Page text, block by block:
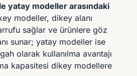
yatay modeller arasındaki
modeller, dikey alanı
sağlar ve ürünlere göz
sunar; yatay modeller ise
olarak kullanılma avantajı
kapasitesi dikey modellere